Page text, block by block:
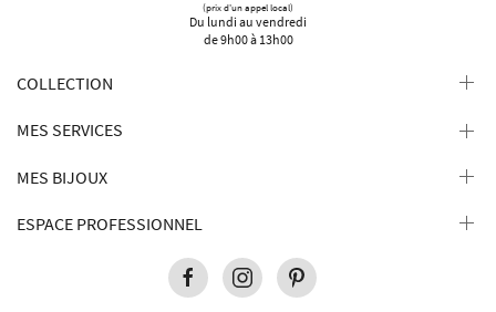
(prix d'un appel local)
Du lundi au vendredi
de 9h00 à 13h00
COLLECTION
MES SERVICES
MES BIJOUX
ESPACE PROFESSIONNEL